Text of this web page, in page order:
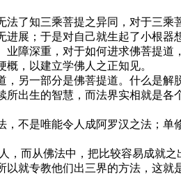
了知三乘菩提之异同，对于三
展；于是对自己就生起了小根
障深重，对于如何进求佛菩提
，以建立学佛人之正知见。
另一部分是佛菩提道。什么是
出生的智慧，而法界实相就是
不是唯能令人成阿罗汉之法；
而从佛法中，把比较容易成就
就专教他们出三界的方法，这